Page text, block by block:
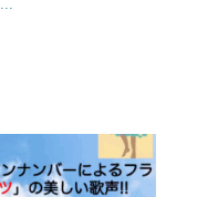
...